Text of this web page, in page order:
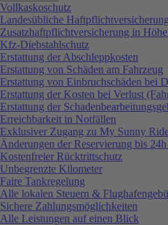
Vollkaskoschutz
Landesübliche Haftpflichtversicherung
Zusatzhaftpflichtversicherung in
Kfz-Diebstahlschutz
Erstattung der Abschleppkosten
Erstattung von Schäden am Fahrzeug
Erstattung von Einbruchschäden bei
Erstattung der Kosten bei Verlust
Erstattung der
Erreichbarkeit in Notfällen
Exklusiver Zugang zu My Sunny
Änderungen der Reservierung bis
Kostenfreier Rücktrittschutz
Unbegrenzte Kilometer
Faire Tankregelung
Alle lokalen Steuern &
Sichere Zahlungsmöglichkeiten
Alle Leistungen auf einen Blick